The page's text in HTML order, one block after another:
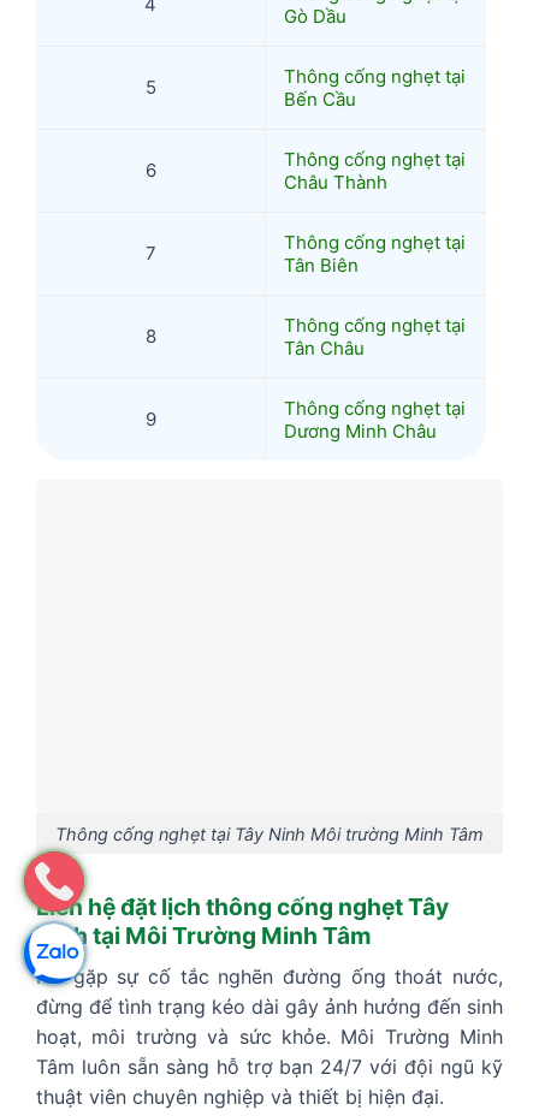
Gò Dầu
5
Thông cống nghẹt tại
Bến Cầu
6
Thông cống nghẹt tại
Châu Thành
7
Thông cống nghẹt tại
Tân Biên
8
Thông cống nghẹt tại
Tân Châu
9
Thông cống nghẹt tại
Dương Minh Châu
Thông cống nghẹt tại Tây Ninh Môi trường Minh Tâm
Liên hệ đặt lịch thông cống nghẹt Tây
Ninh tại Môi Trường Minh Tâm
Khi gặp sự cố tắc nghẽn đường ống thoát nước,
đừng để tình trạng kéo dài gây ảnh hưởng đến sinh
hoạt, môi trường và sức khỏe. Môi Trường Minh
Tâm luôn sẵn sàng hỗ trợ bạn 24/7 với đội ngũ kỹ
thuật viên chuyên nghiệp và thiết bị hiện đại.